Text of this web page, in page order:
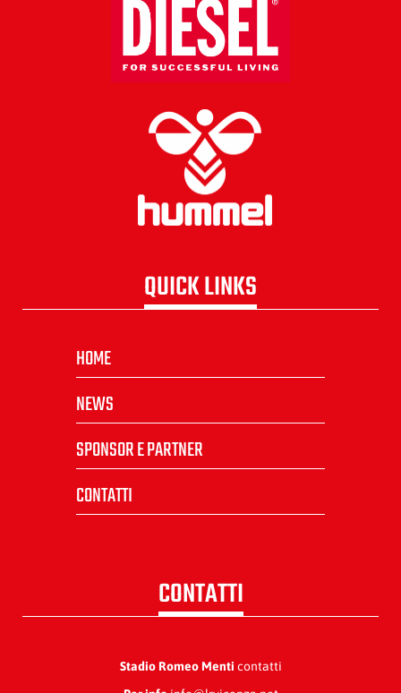
QUICK LINKS
HOME
NEWS
SPONSOR E PARTNER
CONTATTI
CONTATTI
Stadio Romeo Menti contatti